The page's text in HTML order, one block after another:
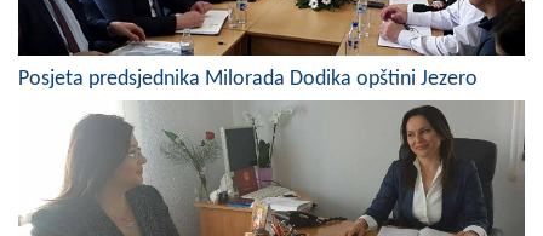
Aktivnosti
Javni pozivi
Obavještenja
Zaštita od požara
Posjeta predsjednika Milorada Dodika opštini Jezero